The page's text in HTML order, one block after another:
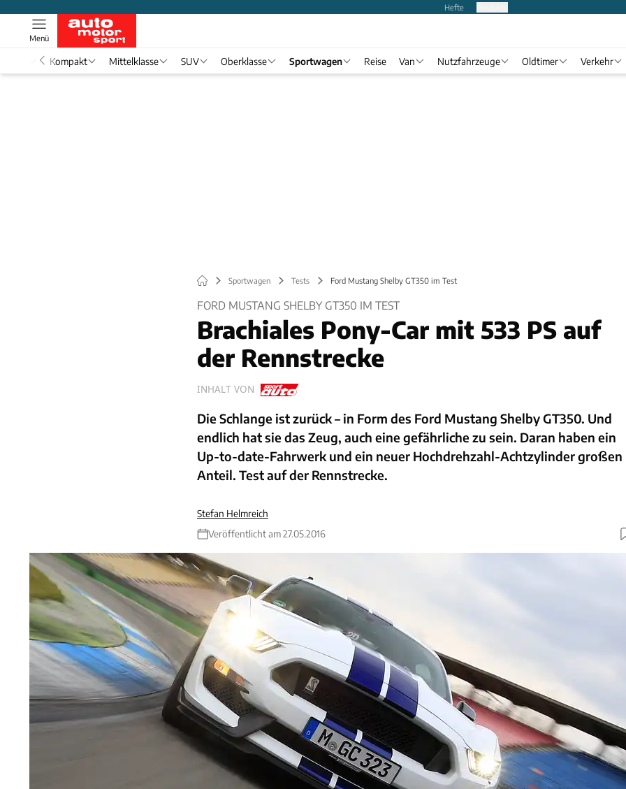
Hefte
Menü
Kompakt Mittelklasse SUV Oberklasse Sportwagen Reise Van Nutzfahrzeuge Oldtimer Verkehr
Sportwagen Tests Ford Mustang Shelby GT350 im Test
FORD MUSTANG SHELBY GT350 IM TEST
Brachiales Pony-Car mit 533 PS auf
der Rennstrecke
INHALT VON
Die Schlange ist zurück – in Form des Ford Mustang Shelby GT350. Und
endlich hat sie das Zeug, auch eine gefährliche zu sein. Daran haben ein
Up-to-date-Fahrwerk und ein neuer Hochdrehzahl-Achtzylinder großen
Anteil. Test auf der Rennstrecke.
Stefan Helmreich
Veröffentlicht am 27.05.2016